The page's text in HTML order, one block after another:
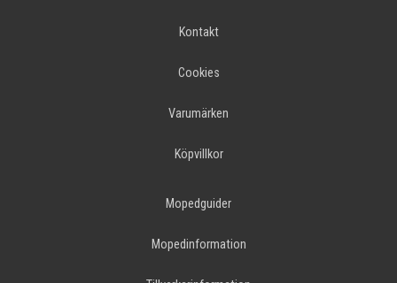
Kontakt
Cookies
Varumärken
Köpvillkor
Mopedguider
Mopedinformation